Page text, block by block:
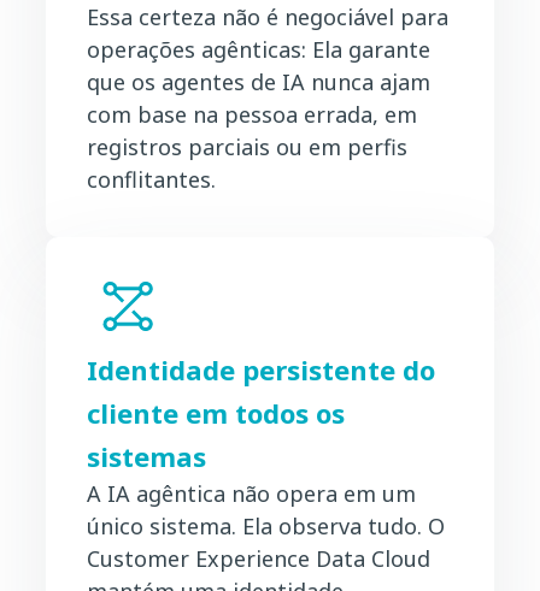
Essa certeza não é negociável para
operações agênticas: Ela garante
que os agentes de IA nunca ajam
com base na pessoa errada, em
registros parciais ou em perfis
conflitantes.
Identidade persistente do
cliente em todos os
sistemas
A IA agêntica não opera em um
único sistema. Ela observa tudo. O
Customer Experience Data Cloud